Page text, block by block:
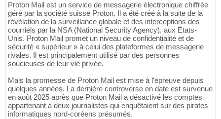
Proton Mail est un service de messagerie électronique chiffrée
géré par la société suisse Proton. Il a été créé à la suite de la
révélation de la surveillance globale et des interceptions des
courriels par la NSA (National Security Agency), aux États-
Unis. Proton Mail promet un niveau de confidentialité et de
sécurité « supérieur » à celui des plateformes de messagerie
rivales. Il est principalement utilisé par des personnes
soucieuses de leur vie privée.
Mais la promesse de Proton Mail est mise à l'épreuve depuis
quelques années. La dernière controverse en date est survenue
en août 2025 après que Proton Mail a désactivé les comptes
appartenant à deux journalistes qui enquêtaient sur des pirates
informatiques nord-coréens présumés.